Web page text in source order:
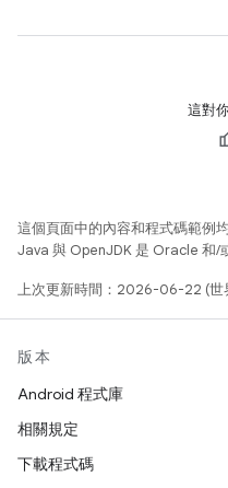
這對
這個頁面中的內容和程式碼範例
Java 與 OpenJDK 是 Oracle 和/
上次更新時間：2026-06-22 (世
版本
Android 程式庫
相關規定
下載程式碼